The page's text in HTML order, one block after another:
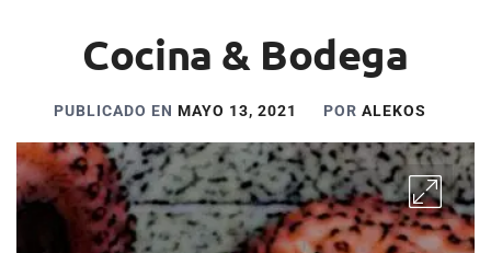
Cocina & Bodega
PUBLICADO EN MAYO 13, 2021 POR ALEKOS